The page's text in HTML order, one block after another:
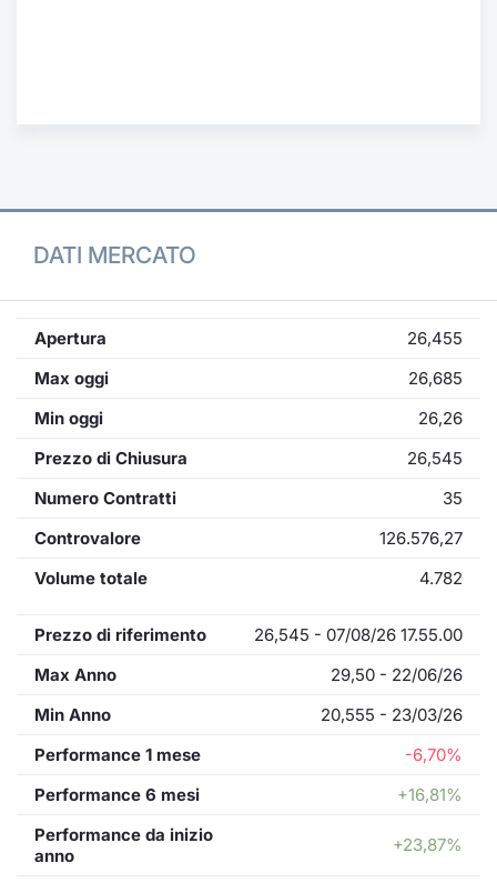
DATI MERCATO
Apertura
26,455
Max oggi
26,685
Min oggi
26,26
Prezzo di Chiusura
26,545
Numero Contratti
35
Controvalore
126.576,27
Volume totale
4.782
Prezzo di riferimento
26,545 - 07/08/26 17.55.00
Max Anno
29,50 - 22/06/26
Min Anno
20,555 - 23/03/26
Performance 1 mese
-6,70%
Performance 6 mesi
+16,81%
Performance da inizio
anno
+23,87%
KID